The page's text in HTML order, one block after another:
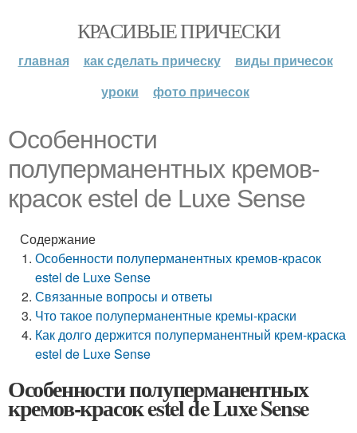
КРАСИВЫЕ ПРИЧЕСКИ
главная как сделать прическу
виды причесок
уроки
фото причесок
Особенности
полуперманентных кремов-
красок estel de Luxe Sense
Содержание
Особенности полуперманентных кремов-красок
estel de Luxe Sense
Связанные вопросы и ответы
Что такое полуперманентные кремы-краски
Как долго держится полуперманентный крем-краска
estel de Luxe Sense
Особенности полуперманентных
кремов-красок estel de Luxe Sense